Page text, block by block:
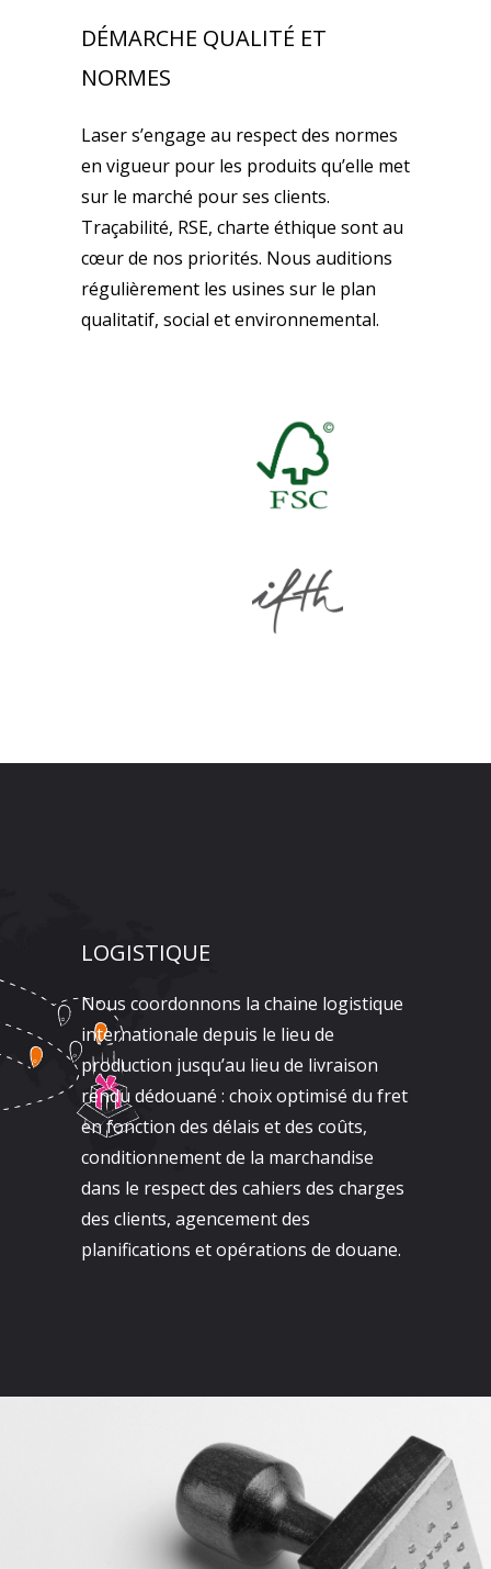
DÉMARCHE QUALITÉ ET
NORMES
Laser s’engage au respect des normes
en vigueur pour les produits qu’elle met
sur le marché pour ses clients.
Traçabilité, RSE, charte éthique sont au
cœur de nos priorités. Nous auditions
régulièrement les usines sur le plan
qualitatif, social et environnemental.
LOGISTIQUE
Nous coordonnons la chaine logistique
internationale depuis le lieu de
production jusqu’au lieu de livraison
rendu dédouané : choix optimisé du fret
en fonction des délais et des coûts,
conditionnement de la marchandise
dans le respect des cahiers des charges
des clients, agencement des
planifications et opérations de douane.